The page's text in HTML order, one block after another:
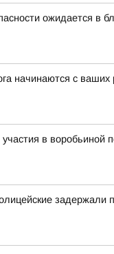
ожидается в
начинаются с ваших
в воробьиной
задержали